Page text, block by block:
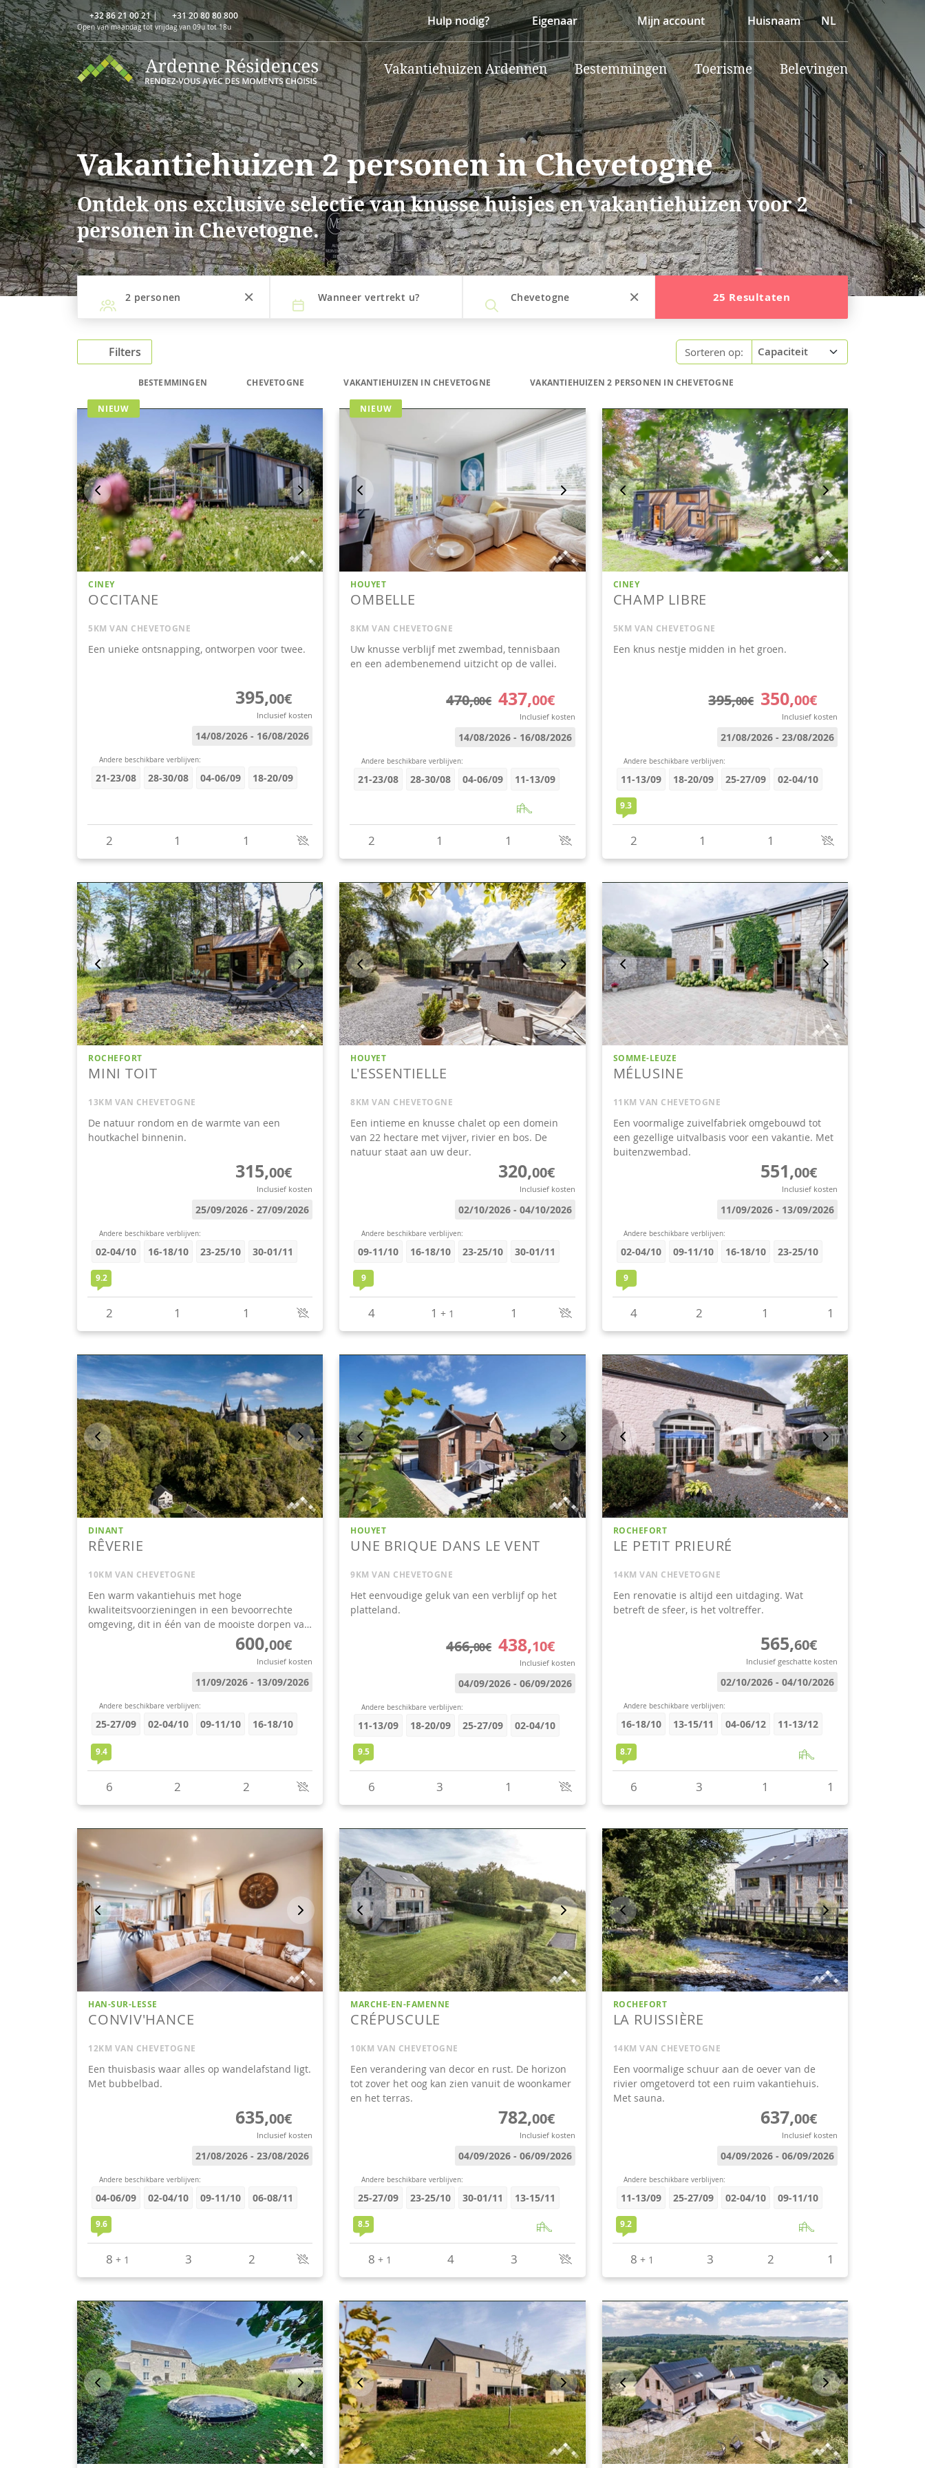
+32 86 21 00 21| +31 20 80 80 800
Open van maandag tot vrijdag van 09u tot 18u Hulp nodig? Eigenaar Mijn account Huisnaam NL
Vakantiehuizen Ardennen Bestemmingen Toerisme Belevingen
Vakantiehuizen 2 personen in Chevetogne
Ontdek ons exclusive selectie van knusse huisjes en vakantiehuizen voor 2
personen in Chevetogne.
2 personen Wanneer vertrekt u? Chevetogne 25 Resultaten
Filters Sorteren op:
BESTEMMINGEN CHEVETOGNE VAKANTIEHUIZEN IN CHEVETOGNE VAKANTIEHUIZEN 2 PERSONEN IN CHEVETOGNE